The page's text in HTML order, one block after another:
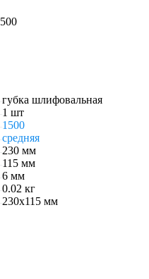
губка шлифовальная
1 шт
1500
средняя
230 мм
115 мм
6 мм
0.02 кг
230х115 мм